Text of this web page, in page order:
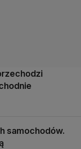
samochodów.